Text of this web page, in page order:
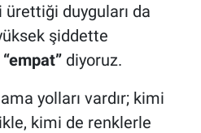
duyguları da
şiddette
“empat”diyoruz.
yolları vardır; kimi
kimi de renklerle